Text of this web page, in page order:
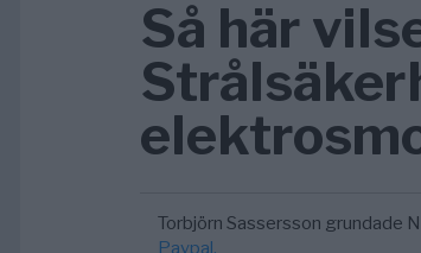
Så här
Torbjörn Sassersson grundade
Paypal.